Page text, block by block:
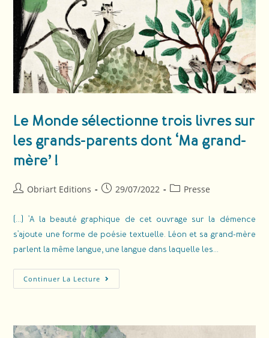
Le Monde sélectionne trois livres sur
les grands-parents dont ‘Ma grand-
mère’ !
Obriart Editions 29/07/2022 Presse
(...) 'A la beauté graphique de cet ouvrage sur la démence
s'ajoute une forme de poésie textuelle. Léon et sa grand-mère
parlent la même langue, une langue dans laquelle les…
Continuer La Lecture